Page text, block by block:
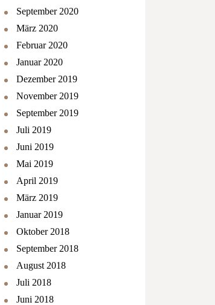
September 2020
März 2020
Februar 2020
Januar 2020
Dezember 2019
November 2019
September 2019
Juli 2019
Juni 2019
Mai 2019
April 2019
März 2019
Januar 2019
Oktober 2018
September 2018
August 2018
Juli 2018
Juni 2018